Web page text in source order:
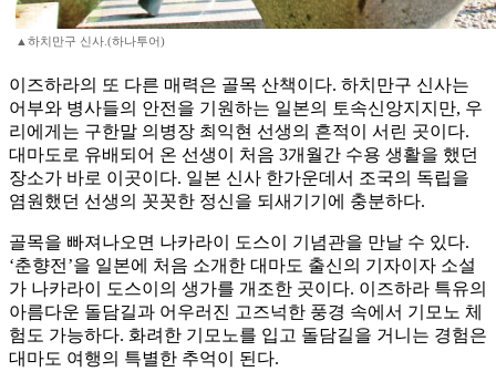
▲하치만구 신사.(하나투어)
이즈하라의 또 다른 매력은 골목 산책이다. 하치만구 신사는
어부와 병사들의 안전을 기원하는 일본의 토속신앙지지만, 우
리에게는 구한말 의병장 최익현 선생의 흔적이 서린 곳이다.
대마도로 유배되어 온 선생이 처음 3개월간 수용 생활을 했던
장소가 바로 이곳이다. 일본 신사 한가운데서 조국의 독립을
염원했던 선생의 꼿꼿한 정신을 되새기기에 충분하다.
골목을 빠져나오면 나카라이 도스이 기념관을 만날 수 있다.
‘춘향전’을 일본에 처음 소개한 대마도 출신의 기자이자 소설
가 나카라이 도스이의 생가를 개조한 곳이다. 이즈하라 특유의
아름다운 돌담길과 어우러진 고즈넉한 풍경 속에서 기모노 체
험도 가능하다. 화려한 기모노를 입고 돌담길을 거니는 경험은
대마도 여행의 특별한 추억이 된다.